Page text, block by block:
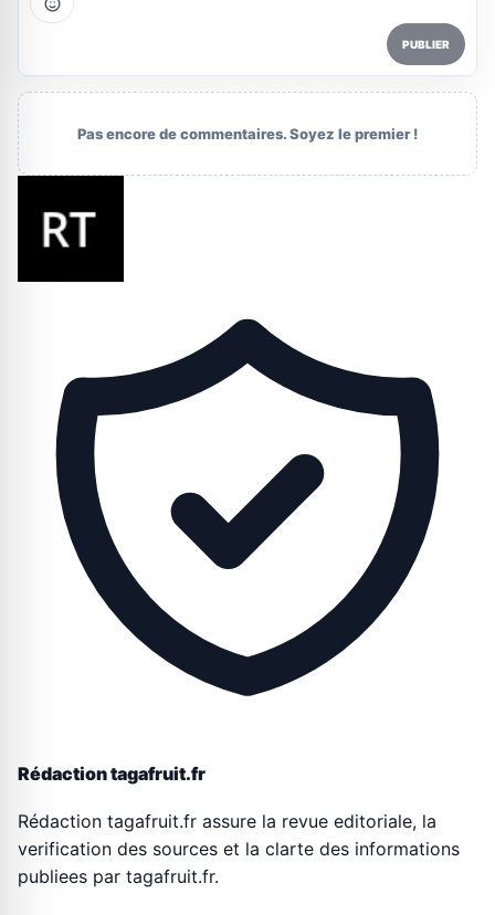
PUBLIER
Pas encore de commentaires. Soyez le premier !
Rédaction tagafruit.fr
Rédaction tagafruit.fr assure la revue editoriale, la
verification des sources et la clarte des informations
publiees par tagafruit.fr.